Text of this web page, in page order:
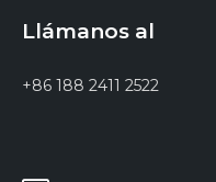
Llámanos al
+86 188 2411 2522